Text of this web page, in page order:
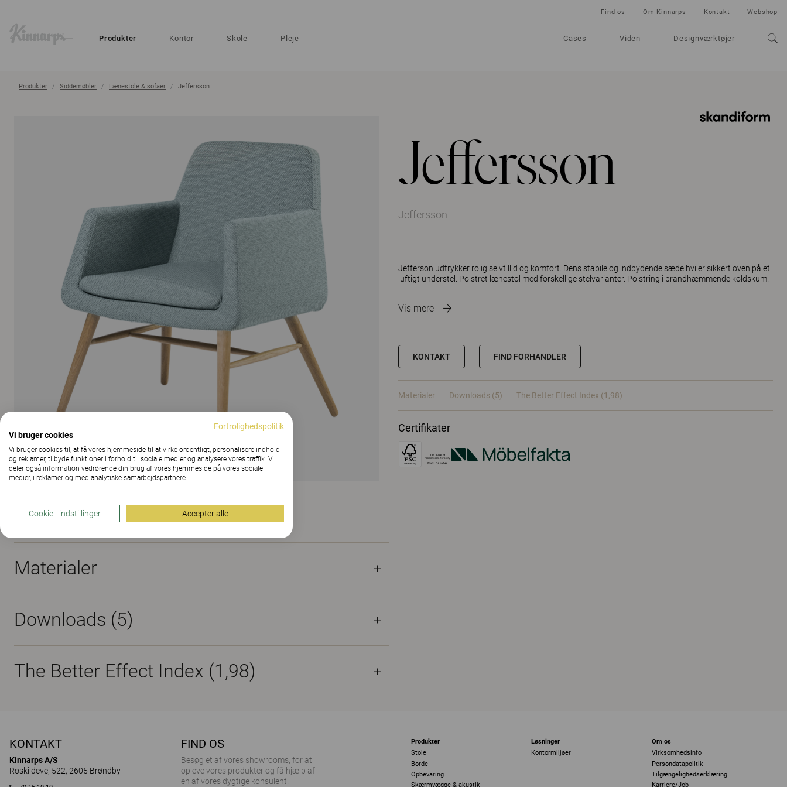
Produkter Kontor Skole Pleje Cases Viden Designværktøjer
Find os Om Kinnarps Kontakt Webshop
Produkter Siddemøbler Lænestole & sofaer Jeffersson
Jeffersson
Jeffersson
Jefferson udtrykker rolig selvtillid og komfort. Dens stabile og indbydende sæde hviler sikkert oven på et
luftigt understel. Polstret lænestol med forskellige stelvarianter. Polstring i brandhæmmende koldskum.
Vis mere
KONTAKT FIND FORHANDLER
Materialer Downloads (5) The Better Effect Index (1,98)
Certifikater
VIS ALLE BILLEDER
Materialer
Downloads (5)
The Better Effect Index (1,98)
KONTAKT
Kinnarps A/S
Roskildevej 522, 2605 Brøndby
FIND OS
Besøg et af ​​vores showrooms, for at
opleve vores produkter og få hjælp af
en af vores dygtige konsulent.
Produkter
Stole
Borde
Opbevaring
Skærmvægge & akustik
Løsninger
Kontormiljøer
Om os
Virksomhedsinfo
Persondatapolitik
Tilgængelighedserklæring
Karriere/Job
Fortrolighedspolitik
Vi bruger cookies
Vi bruger cookies til, at få vores hjemmeside til at virke ordentligt, personalisere indhold
og reklamer, tilbyde funktioner i forhold til sociale medier og analysere vores traffik. Vi
deler også information vedrørende din brug af vores hjemmeside på vores sociale
medier, i reklamer og med analytiske samarbejdspartnere.
Cookie - indstillinger Accepter alle